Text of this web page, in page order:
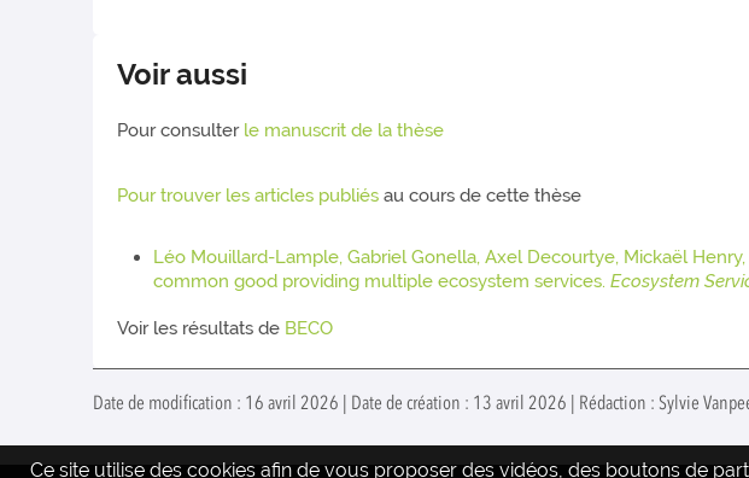
Voir aussi
Pour consulter le manuscrit de la thèse
Pour trouver les articles publiés au cours de cette thèse
Léo Mouillard-Lample, Gabriel Gonella, Axel Decourtye, Mickaël
common good providing multiple ecosystem services.Ecosystem
Voir les résultats de BECO
Date de modification : 16 avril 2026 | Date de création : 13 avril 2026 | Rédaction : Sylvie
Ce site utilise des cookies afin de vous proposer des vidéos, des boutons de